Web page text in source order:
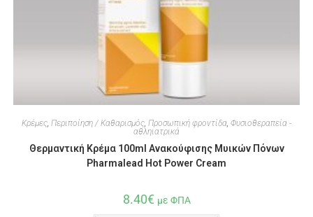
Κρέμες, Περιποίηση / Καθαρισμός, Προσωπική φροντίδα, Φυσιοθεραπεία -
αθληιατρικά
Θερμαντική Κρέμα 100ml Ανακούφισης Μυικών Πόνων
Pharmalead Hot Power Cream
8.40€ με ΦΠΑ